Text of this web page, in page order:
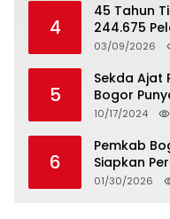
4
45 Tahun
244.675
03/09/2026
5
Sekda Ajat
Bogor
10/17/2024
6
Pemkab
Siapkan
Pergeseran
01/30/2026